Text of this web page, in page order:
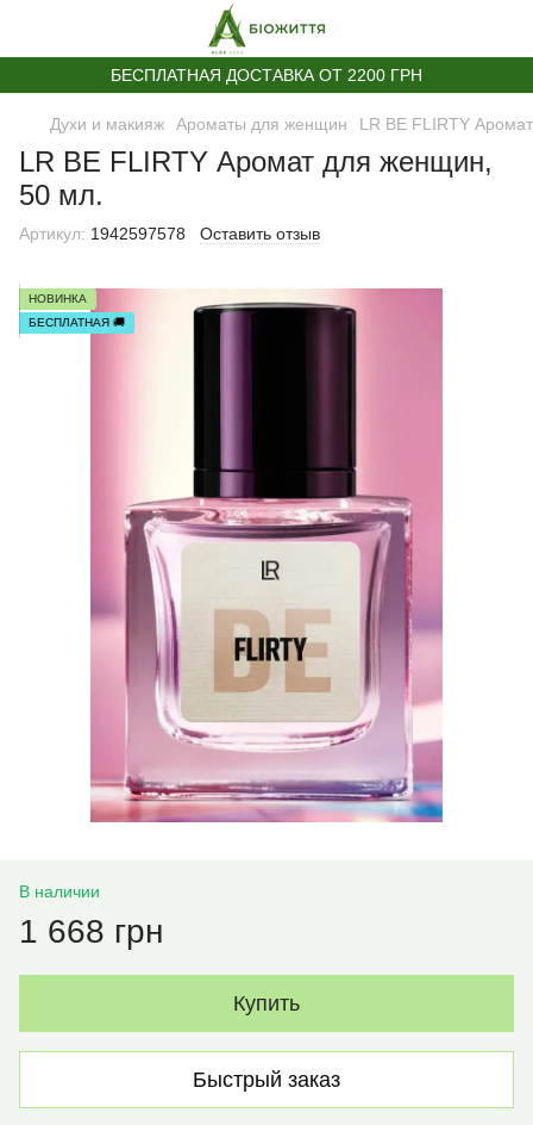
БЕСПЛАТНАЯ ДОСТАВКА ОТ 2200 ГРН
Духи и макияж Ароматы для женщин LR BE FLIRTY
LR BE FLIRTY Аромат для женщин,
50 мл.
Артикул: 1942597578 Оставить отзыв
НОВИНКА
БЕСПЛАТНАЯ 🚚
В наличии
1 668 грн
Купить
Быстрый заказ